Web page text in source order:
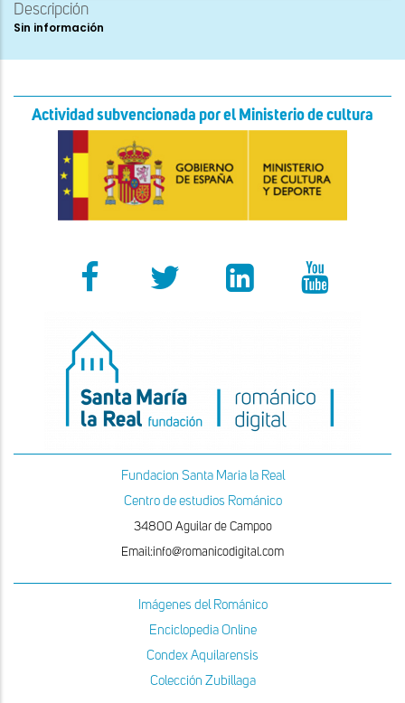
Descripción
Sin información
Actividad subvencionada por el Ministerio de cultura
Fundacion Santa Maria la Real
Centro de estudios Románico
34800 Aguilar de Campoo
Email:info@romanicodigital.com
Imágenes del Románico
Enciclopedia Online
Condex Aquilarensis
Colección Zubillaga